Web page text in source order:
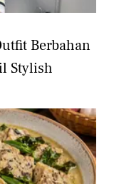
Berbahan
Stylish